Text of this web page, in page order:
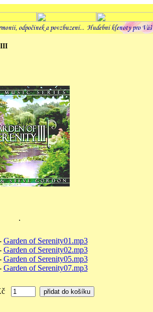
III
.
Garden of Serenity01.mp3
Garden of Serenity02.mp3
Garden of Serenity05.mp3
Garden of Serenity07.mp3